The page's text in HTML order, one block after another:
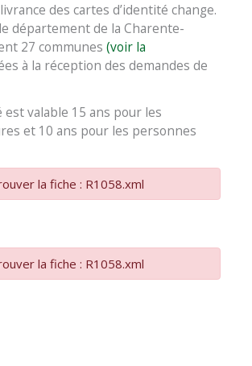
des cartes d’identité change.
département de la Charente-
27 communes(voir la
à la réception des demandes de
est valable 15 ans pour les
et 10 ans pour les personnes
la fiche : R1058.xml
la fiche : R1058.xml